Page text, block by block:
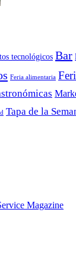
tecnológicos Bar
Feria alimentaria
Tapa de la
Magazine